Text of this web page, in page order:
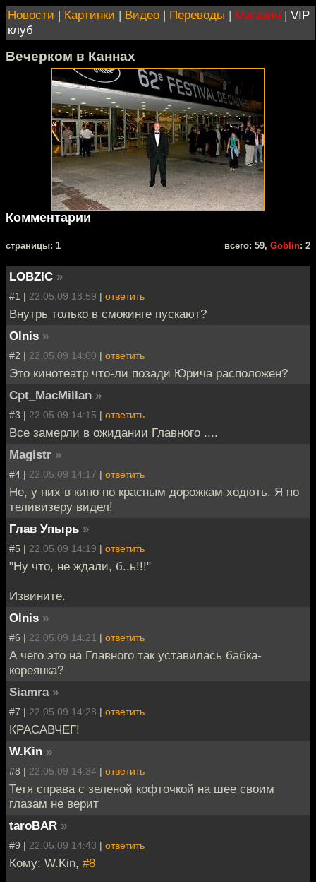
Новости | Картинки | Видео | Переводы | Магазин | VIP
клуб
Вечерком в Каннах
Комментарии
cтраницы: 1 всего: 59, Goblin: 2
LOBZIC »
#1 | 22.05.09 13:59 | ответить
Внутрь только в смокинге пускают?
Olnis »
#2 | 22.05.09 14:00 | ответить
Это кинотеатр что-ли позади Юрича расположен?
Cpt_MacMillan »
#3 | 22.05.09 14:15 | ответить
Все замерли в ожидании Главного ....
Magistr »
#4 | 22.05.09 14:17 | ответить
Не, у них в кино по красным дорожкам ходють. Я по
теливизеру видел!
Глав Упырь »
#5 | 22.05.09 14:19 | ответить
"Ну что, не ждали, б..ь!!!"
Извините.
Olnis »
#6 | 22.05.09 14:21 | ответить
А чего это на Главного так уставилась бабка-
кореянка?
Siamra »
#7 | 22.05.09 14:28 | ответить
КРАСАВЧЕГ!
W.Kin »
#8 | 22.05.09 14:34 | ответить
Тетя справа с зеленой кофточкой на шее своим
глазам не верит
taroBAR »
#9 | 22.05.09 14:43 | ответить
Кому: W.Kin, #8